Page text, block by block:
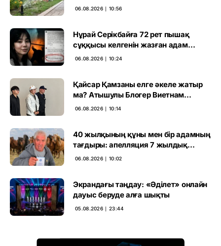
06.08.2026 ∣ 10:56
Нұрай Серікбайға 72 рет пышақ
сұққысы келгенін жазған адам
ұсталды
06.08.2026 ∣ 10:24
Қайсар Қамзаны елге әкеле жатыр
ма? Атышулы Блогер Виетнам
әуежайында көзге түсті
06.08.2026 ∣ 10:14
40 жылқының құны мен бір адамның
тағдыры: апелляция 7 жылдық
үкімді бұзды
06.08.2026 ∣ 10:02
Экрандағы таңдау: «Әділет» онлайн
дауыс беруде алға шықты
05.08.2026 ∣ 23:44